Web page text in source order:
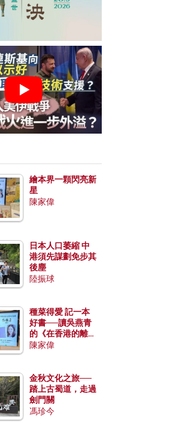
繪本界一顆閃亮新
星
陳家偉
日本人口萎縮 中
港須先謀劃免步其
後塵
陸振球
種菜得愛 記一本
好書──讀吳燕青
的《在香港的離島
種菜》
陳家偉
金秋文化之旅──
踏上古蜀道，走過
劍門關
馮珍今